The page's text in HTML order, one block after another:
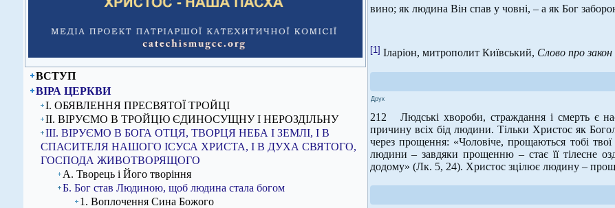
ВСТУП
ВІРА ЦЕРКВИ
I. ОБЯВЛЕННЯ ПРЕСВЯТОЇ ТРОЙЦІ
ІІ. ВІРУЄМО В ТРОЙЦЮ ЄДИНОСУЩНУ І НЕРОЗДІЛЬНУ
ІІІ. ВІРУЄМО В БОГА ОТЦЯ, ТВОРЦЯ НЕБА І ЗЕМЛІ, І В
СПАСИТЕЛЯ НАШОГО ІСУСА ХРИСТА, І В ДУХА СВЯТОГО,
ГОСПОДА ЖИВОТВОРЯЩОГО
А. Творець і Його творіння
Б. Бог став Людиною, щоб людина стала богом
1. Воплочення Сина Божого
вино; як людина Він спав у човні, – а як Бог
[1] Іларіон, митрополит Київський, Слово про закон
Друк
212 Людські хвороби, страждання і смерть є
причину всіх бід людини. Тільки Христос як
через прощення: «Чоловіче, прощаються тобі
людини – завдяки прощенню – стає її тілесне
додому» (Лк. 5, 24). Христос зцілює людину –